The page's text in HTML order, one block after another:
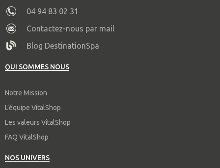
04 94 83 02 31
Contactez-nous par mail
Blog DestinationSpa
QUI SOMMES NOUS
Notre Mission
L’équipe VitalShop
Les valeurs VitalShop
FAQ VitalShop
NOS UNIVERS